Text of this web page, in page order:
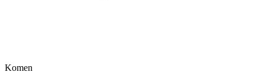
Komen